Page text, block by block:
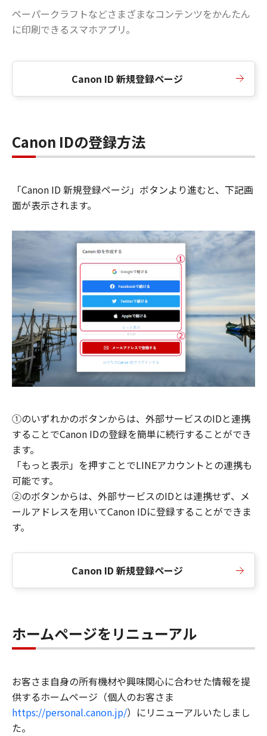
ペーパークラフトなどさまざまなコンテンツをかんたん
に印刷できるスマホアプリ。
Canon ID 新規登録ページ
Canon IDの登録方法
「Canon ID 新規登録ページ」ボタンより進むと、下記画
面が表示されます。
①のいずれかのボタンからは、外部サービスのIDと連携
することでCanon IDの登録を簡単に続行することができ
ます。
「もっと表示」を押すことでLINEアカウントとの連携も
可能です。
②のボタンからは、外部サービスのIDとは連携せず、メ
ールアドレスを用いてCanon IDに登録することができま
す。
Canon ID 新規登録ページ
ホームページをリニューアル
お客さま自身の所有機材や興味関心に合わせた情報を提
供するホームページ（個人のお客さま
https://personal.canon.jp/）にリニューアルいたしまし
た。